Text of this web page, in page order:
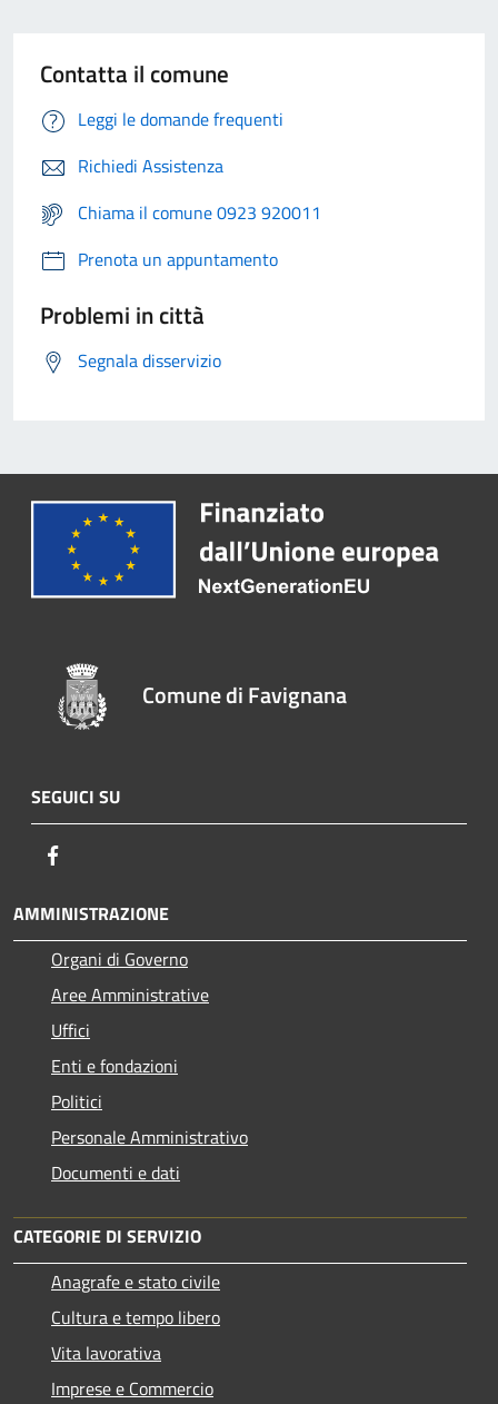
Contatta il comune
Leggi le domande frequenti
Richiedi Assistenza
Chiama il comune 0923 920011
Prenota un appuntamento
Problemi in città
Segnala disservizio
Comune di Favignana
SEGUICI SU
AMMINISTRAZIONE
Organi di Governo
Aree Amministrative
Uffici
Enti e fondazioni
Politici
Personale Amministrativo
Documenti e dati
CATEGORIE DI SERVIZIO
Anagrafe e stato civile
Cultura e tempo libero
Vita lavorativa
Imprese e Commercio